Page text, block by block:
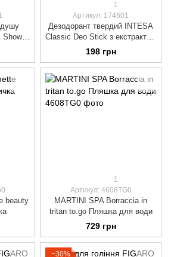
Shower
мл.
1
Артикул: 174601
Дезодорант твердий INTESA
Classic Deo Stick з екстрактом
іланг-іланг, 75 мл.
198 грн
beauty
1
Артикул: 4608TG0
MARTINI SPA Borraccia in
tritan to.go Пляшка для води
729 грн
−30%